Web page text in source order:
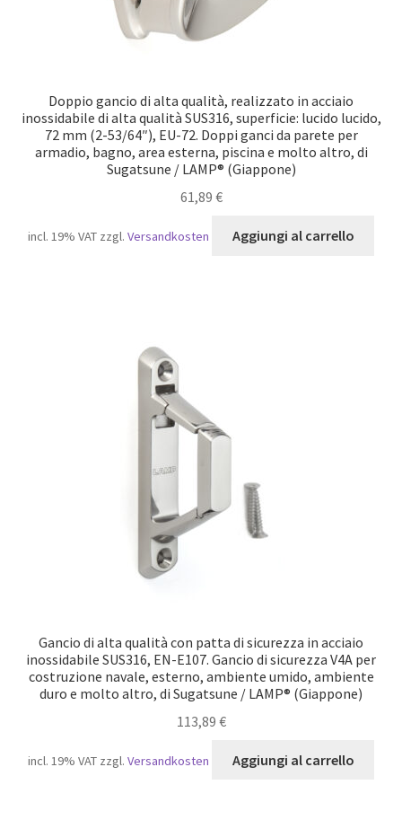
Doppio gancio di alta qualità, realizzato in acciaio
inossidabile di alta qualità SUS316, superficie: lucido lucido,
72 mm (2-53/64″), EU-72. Doppi ganci da parete per
armadio, bagno, area esterna, piscina e molto altro, di
Sugatsune / LAMP® (Giappone)
61,89 €
incl. 19% VAT zzgl. Versandkosten Aggiungi al carrello
Gancio di alta qualità con patta di sicurezza in acciaio
inossidabile SUS316, EN-E107. Gancio di sicurezza V4A per
costruzione navale, esterno, ambiente umido, ambiente
duro e molto altro, di Sugatsune / LAMP® (Giappone)
113,89 €
incl. 19% VAT zzgl. Versandkosten Aggiungi al carrello